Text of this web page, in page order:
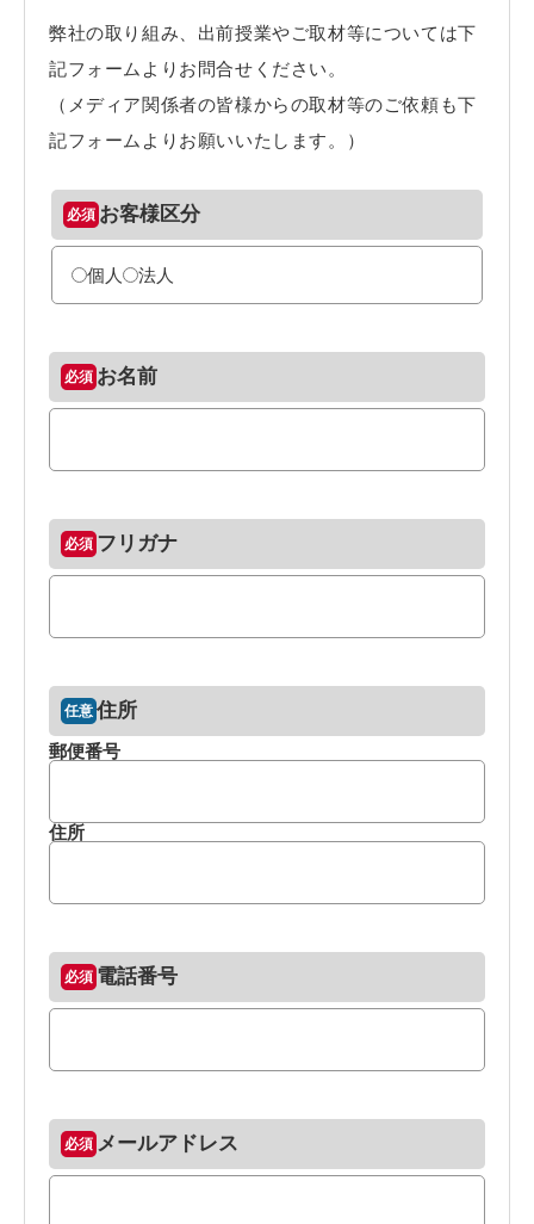
弊社の取り組み、出前授業やご取材等については下
記フォームよりお問合せください。
（メディア関係者の皆様からの取材等のご依頼も下
記フォームよりお願いいたします。）
お客様区分
個人 法人
お名前
フリガナ
住所
郵便番号
住所
電話番号
メールアドレス